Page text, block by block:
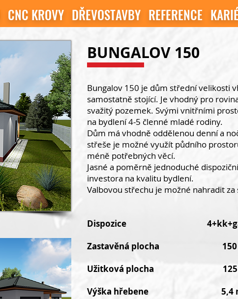
CNC KROVY DŘEVOSTAVBY REFERENCE
BUNGALOV 150
Bungalov 150 je dům střední velikosti
samostatně stojící. Je vhodný pro
svažitý pozemek. Svými vnitřními
na bydlení 4-5 členné mladé rodiny.
Dům má vhodně oddělenou denní a
střeše je možné využít půdního
méně potřebných věcí.
Jasné a poměrně jednoduché
investora na kvalitu bydlení.
Valbovou střechu je možné nahradit za
Dispozice
Zastavěná plocha 150
Užitková plocha 125
Výška hřebene 5,4